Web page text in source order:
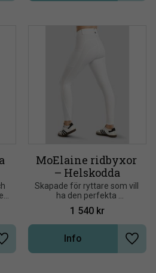
Lägg till i önskelista
MoElaine ridbyxor
– Helskodda
Skapade för ryttare som vill
ha den perfekta
kombinationen av stil,
funktion och komfort
1 540 kr
Lägg
Info